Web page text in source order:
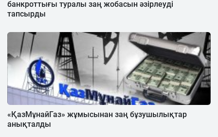
банкроттығы туралы заң жобасын әзірлеуді
тапсырды
«ҚазМұнайГаз» жұмысынан заң бұзушылықтар
анықталды